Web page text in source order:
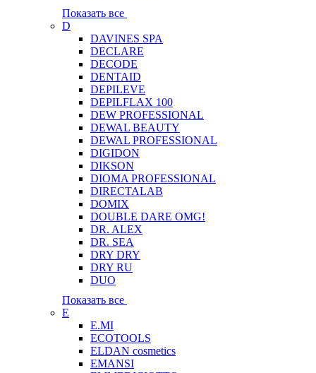
Показать все
D
DAVINES SPA
DECLARE
DECODE
DENTAID
DEPILEVE
DEPILFLAX 100
DEW PROFESSIONAL
DEWAL BEAUTY
DEWAL PROFESSIONAL
DIGIDON
DIKSON
DIOMA PROFESSIONAL
DIRECTALAB
DOMIX
DOUBLE DARE OMG!
DR. ALEX
DR. SEA
DRY DRY
DRY RU
DUO
Показать все
E
E.MI
ECOTOOLS
ELDAN cosmetics
EMANSI